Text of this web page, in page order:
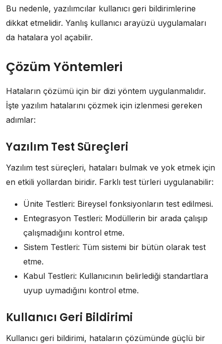
Bu nedenle, yazılımcılar kullanıcı geri bildirimlerine
dikkat etmelidir. Yanlış kullanıcı arayüzü uygulamaları
da hatalara yol açabilir.
Çözüm Yöntemleri
Hataların çözümü için bir dizi yöntem uygulanmalıdır.
İşte yazılım hatalarını çözmek için izlenmesi gereken
adımlar:
Yazılım Test Süreçleri
Yazılım test süreçleri, hataları bulmak ve yok etmek için
en etkili yollardan biridir. Farklı test türleri uygulanabilir:
Ünite Testleri: Bireysel fonksiyonların test edilmesi.
Entegrasyon Testleri: Modüllerin bir arada çalışıp
çalışmadığını kontrol etme.
Sistem Testleri: Tüm sistemi bir bütün olarak test
etme.
Kabul Testleri: Kullanıcının belirlediği standartlara
uyup uymadığını kontrol etme.
Kullanıcı Geri Bildirimi
Kullanıcı geri bildirimi, hataların çözümünde güçlü bir